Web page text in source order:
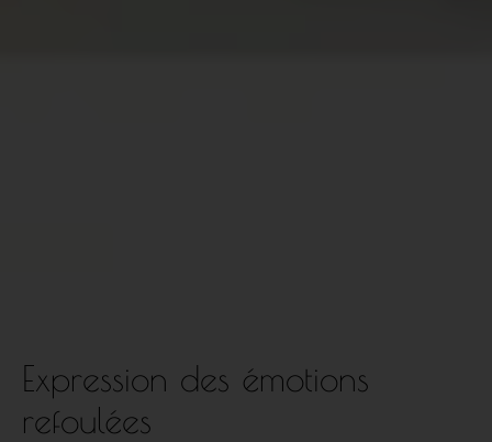
Expression des émotions
refoulées